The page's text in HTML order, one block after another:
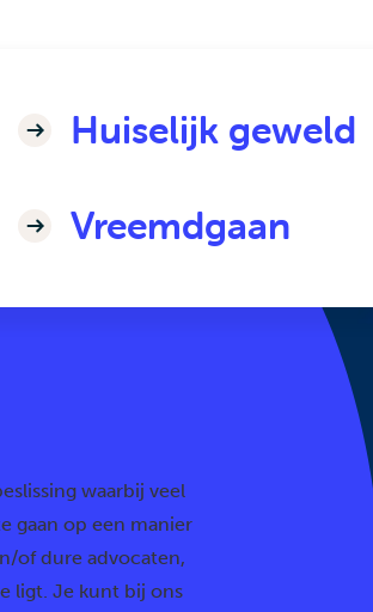
Huiselijk geweld
Vreemdgaan
waarbij veel
gaan op een manier
of dure advocaten,
ligt. Je kunt bij ons